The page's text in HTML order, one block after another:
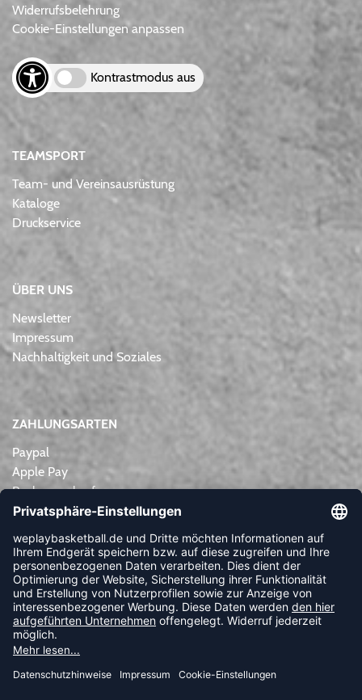
Widerrufsbelehrung
Cookie-Einstellungen anpassen
Kontrastmodus aus
TEAMSPORT
Team- und Vereinsausrüstung
Kataloge
Druckservice
ÜBER UNS
Newsletter
Impressum
Nachhaltigkeit und Soziales
ZAHLUNGSARTEN
Paypal
Apple Pay
Rechnungskauf
Lastschrift
Kreditkarte
Vorkasse
NEWSLETTER